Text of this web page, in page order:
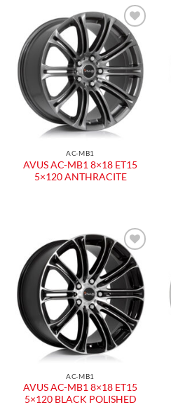
Aggiungi
alla lista
dei
desideri
AC-MB1
AVUS AC-MB1 8×18 ET15
5×120 ANTHRACITE
Aggiungi
alla lista
dei
desideri
AC-MB1
AVUS AC-MB1 8×18 ET15
5×120 BLACK POLISHED